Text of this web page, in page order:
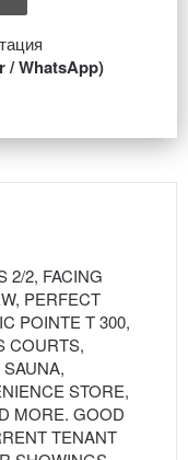
/ WhatsApp)
2/2, FACING
PERFECT
POINTE T 300,
COURTS,
STORE,
MORE. GOOD
TENANT